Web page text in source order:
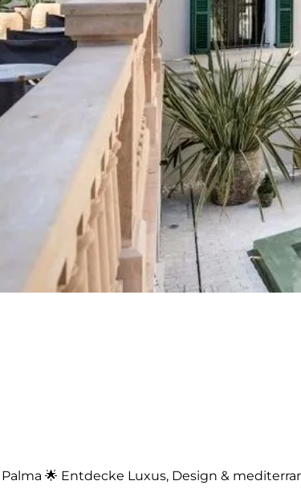
🌟 Entdecke Luxus, Design &